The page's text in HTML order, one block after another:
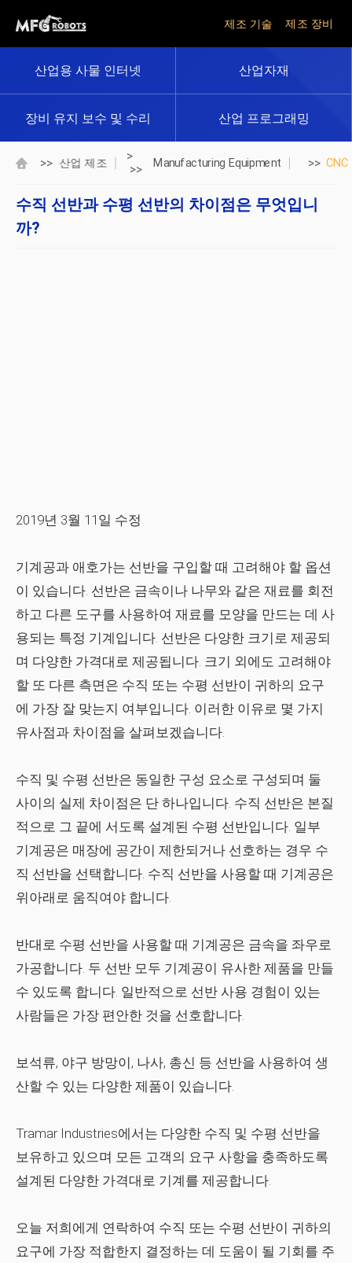
제조 기술 제조 장비
산업용 사물 인터넷 산업자재
장비 유지 보수 및 수리 산업 프로그래밍
>> 산업 제조
>
>>
Manufacturing Equipment >> CNC
수직 선반과 수평 선반의 차이점은 무엇입니
까?
2019년 3월 11일 수정
기계공과 애호가는 선반을 구입할 때 고려해야 할 옵션
이 있습니다. 선반은 금속이나 나무와 같은 재료를 회전
하고 다른 도구를 사용하여 재료를 모양을 만드는 데 사
용되는 특정 기계입니다. 선반은 다양한 크기로 제공되
며 다양한 가격대로 제공됩니다. 크기 외에도 고려해야
할 또 다른 측면은 수직 또는 수평 선반이 귀하의 요구
에 가장 잘 맞는지 여부입니다. 이러한 이유로 몇 가지
유사점과 차이점을 살펴보겠습니다.
수직 및 수평 선반은 동일한 구성 요소로 구성되며 둘
사이의 실제 차이점은 단 하나입니다. 수직 선반은 본질
적으로 그 끝에 서도록 설계된 수평 선반입니다. 일부
기계공은 매장에 공간이 제한되거나 선호하는 경우 수
직 선반을 선택합니다. 수직 선반을 사용할 때 기계공은
위아래로 움직여야 합니다.
반대로 수평 선반을 사용할 때 기계공은 금속을 좌우로
가공합니다. 두 선반 모두 기계공이 유사한 제품을 만들
수 있도록 합니다. 일반적으로 선반 사용 경험이 있는
사람들은 가장 편안한 것을 선호합니다.
보석류, 야구 방망이, 나사, 총신 등 선반을 사용하여 생
산할 수 있는 다양한 제품이 있습니다.
Tramar Industries에서는 다양한 수직 및 수평 선반을
보유하고 있으며 모든 고객의 요구 사항을 충족하도록
설계된 다양한 가격대로 기계를 제공합니다.
오늘 저희에게 연락하여 수직 또는 수평 선반이 귀하의
요구에 가장 적합한지 결정하는 데 도움이 될 기회를 주